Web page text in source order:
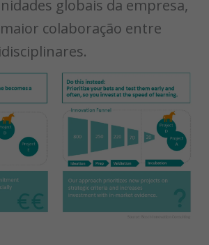
globais da empresa,
colaboração entre